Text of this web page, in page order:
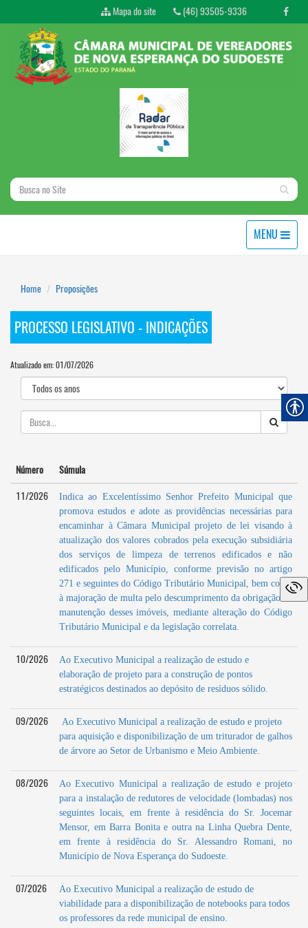
Mapa do site (46) 93505-9336
MENU
Home Proposições
PROCESSO LEGISLATIVO - INDICAÇÕES
Atualizado em: 01/07/2026
Número
Súmula
11/2026
Indica ao Excelentíssimo Senhor Prefeito Municipal que
promova estudos e adote as providências necessárias para
encaminhar à Câmara Municipal projeto de lei visando à
atualização dos valores cobrados pela execução subsidiária
dos serviços de limpeza de terrenos edificados e não
edificados pelo Município, conforme previsão no artigo
271 e seguintes do Código Tributário Municipal, bem como
à majoração de multa pelo descumprimento da obrigação de
manutenção desses imóveis, mediante alteração do Código
Tributário Municipal e da legislação correlata.
10/2026
Ao Executivo Municipal a realização de estudo e
elaboração de projeto para a construção de pontos
estratégicos destinados ao depósito de resíduos sólido.
09/2026
Ao Executivo Municipal a realização de estudo e projeto
para aquisição e disponibilização de um triturador de galhos
de árvore ao Setor de Urbanismo e Meio Ambiente.
08/2026
Ao Executivo Municipal a realização de estudo e projeto
para a instalação de redutores de velocidade (lombadas) nos
seguintes locais, em frente à residência do Sr. Jocemar
Mensor, em Barra Bonita e outra na Linha Quebra Dente,
em frente à residência do Sr. Alessandro Romani, no
Município de Nova Esperança do Sudoeste.
07/2026
Ao Executivo Municipal a realização de estudo de
viabilidade para a disponibilização de notebooks para todos
os professores da rede municipal de ensino.